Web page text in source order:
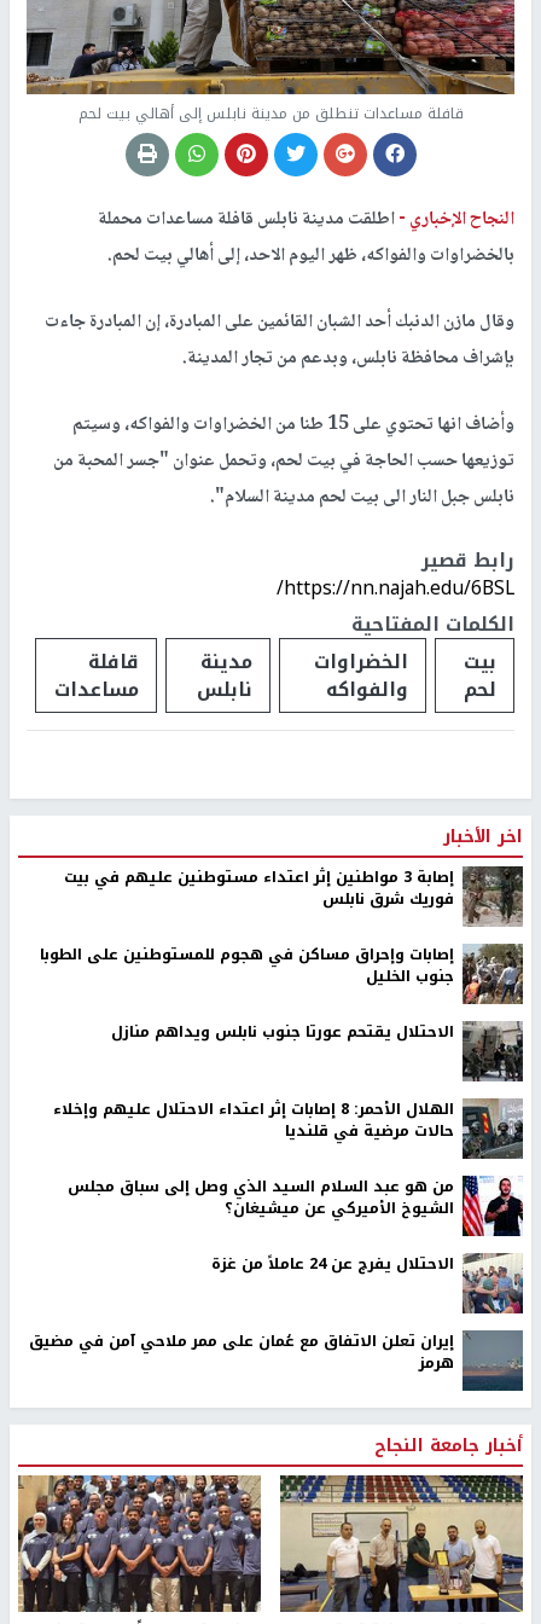
قافلة مساعدات تنطلق من مدينة نابلس إلى أهالي بيت لحم
النجاح الإخباري -اطلقت مدينة نابلس قافلة مساعدات محملة
بالخضراوات والفواكه، ظهر اليوم الاحد، إلى أهالي بيت لحم.
وقال مازن الدنبك أحد الشبان القائمين على المبادرة، إن المبادرة جاءت
بإشراف محافظة نابلس، وبدعم من تجار المدينة.
وأضاف انها تحتوي على 15 طنا من الخضراوات والفواكه، وسيتم
توزيعها حسب الحاجة في بيت لحم، وتحمل عنوان "جسر المحبة من
نابلس جبل النار الى بيت لحم مدينة السلام".
رابط قصير
https://nn.najah.edu/6BSL/
الكلمات المفتاحية
بيت
لحم
الخضراوات
والفواكه
مدينة
نابلس
قافلة
مساعدات
اخر الأخبار
إصابة 3 مواطنين إثر اعتداء مستوطنين عليهم في بيت
فوريك شرق نابلس
إصابات وإحراق مساكن في هجوم للمستوطنين على الطوبا
جنوب الخليل
الاحتلال يقتحم عورتا جنوب نابلس ويداهم منازل
الهلال الأحمر: 8 إصابات إثر اعتداء الاحتلال عليهم وإخلاء
حالات مرضية في قلنديا
من هو عبد السلام السيد الذي وصل إلى سباق مجلس
الشيوخ الأميركي عن ميشيغان؟
الاحتلال يفرج عن 24 عاملاً من غزة
إيران تعلن الاتفاق مع عُمان على ممر ملاحي آمن في مضيق
هرمز
أخبار جامعة النجاح